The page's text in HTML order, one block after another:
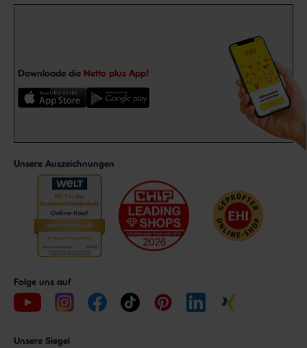
Downloade die Netto plus App!
Unsere Auszeichnungen
Folge uns auf
Unsere Siegel